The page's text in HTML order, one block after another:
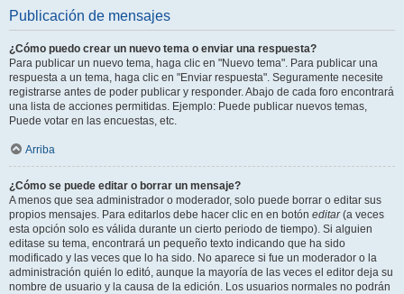
Publicación de mensajes
¿Cómo puedo crear un nuevo tema o enviar una respuesta?
Para publicar un nuevo tema, haga clic en "Nuevo tema". Para publicar una
respuesta a un tema, haga clic en "Enviar respuesta". Seguramente necesite
registrarse antes de poder publicar y responder. Abajo de cada foro encontrará
una lista de acciones permitidas. Ejemplo: Puede publicar nuevos temas,
Puede votar en las encuestas, etc.
Arriba
¿Cómo se puede editar o borrar un mensaje?
A menos que sea administrador o moderador, solo puede borrar o editar sus
propios mensajes. Para editarlos debe hacer clic en en botón editar(a veces
esta opción solo es válida durante un cierto periodo de tiempo). Si alguien
editase su tema, encontrará un pequeño texto indicando que ha sido
modificado y las veces que lo ha sido. No aparece si fue un moderador o la
administración quién lo editó, aunque la mayoría de las veces el editor deja su
nombre de usuario y la causa de la edición. Los usuarios normales no podrán